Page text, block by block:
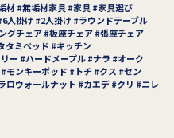
材 無垢材家具 家具
家具選び
6人掛け 2人掛け
ラウンドテーブル
グチェア 板座チェア 張座チェア
タミベッド
キッチン
ー ハードメープル ナラ
オーク
モンキーポッド トチ クス
セン
ロウォールナット カエデ クリ
ニレ